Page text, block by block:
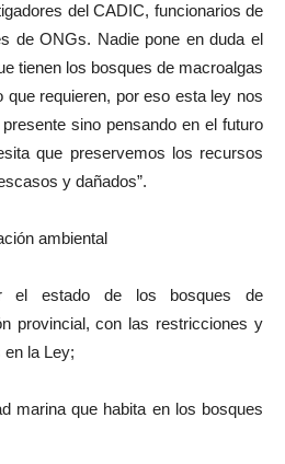
del CADIC, funcionarios de
de ONGs. Nadie pone en duda el
tienen los bosques de macroalgas
que requieren, por eso esta ley nos
sino pensando en el futuro
que preservemos los recursos
y dañados”.
ambiental
el estado de los bosques de
provincial, con las restricciones y
la Ley;
marina que habita en los bosques